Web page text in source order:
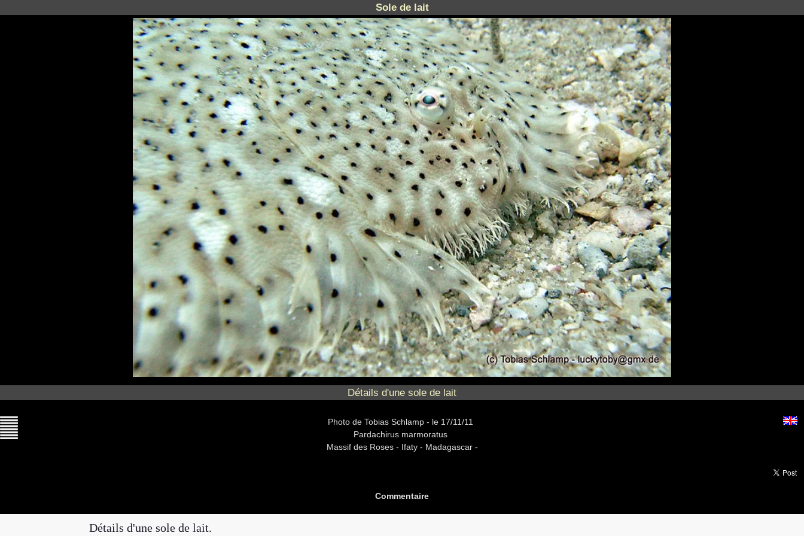
Sole de lait
Détails d'une sole de lait
Photode Tobias Schlamp - le 17/11/11
Pardachirus marmoratus
Massif des Roses - Ifaty - Madagascar -
Commentaire
Détails d'une sole de lait.